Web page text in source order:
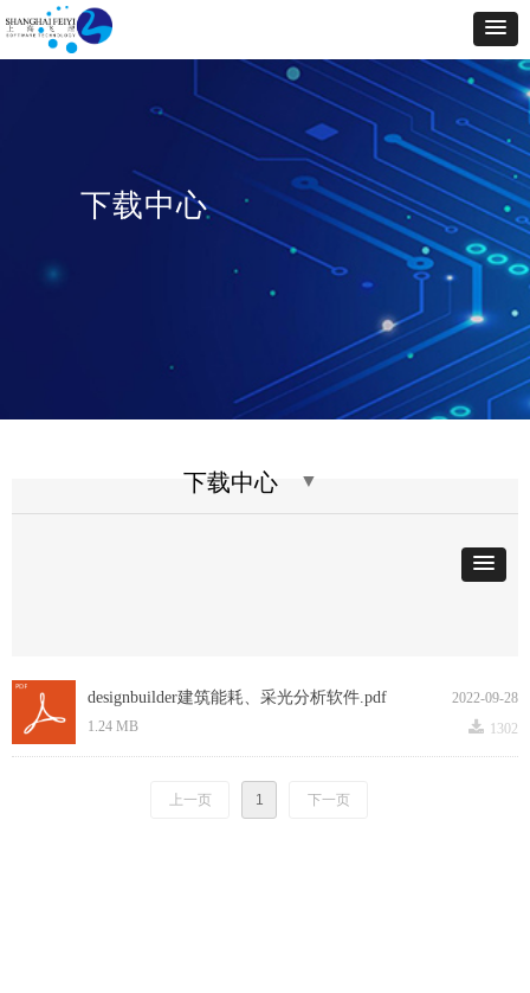
下载中心
2022-09-28
designbuilder建筑能耗、采光分析软件.pdf
끂 1302
1.24 MB
上一页 1 下一页
下载中心 ▼